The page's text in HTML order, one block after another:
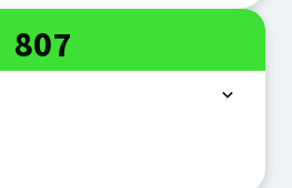
Linie
807